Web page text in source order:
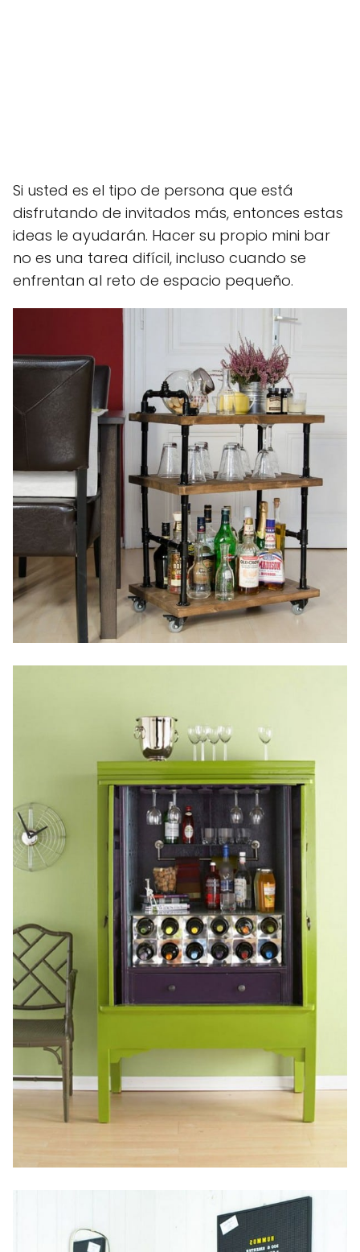
Si usted es el tipo de persona que está
disfrutando de invitados más, entonces estas
ideas le ayudarán. Hacer su propio mini bar
no es una tarea difícil, incluso cuando se
enfrentan al reto de espacio pequeño.